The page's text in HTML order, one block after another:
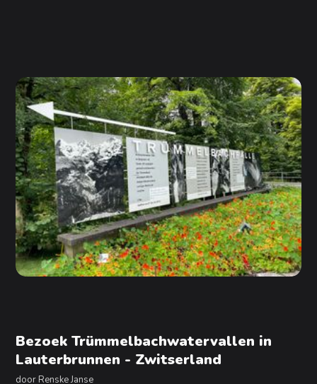
Bezoek Trümmelbachwatervallen in
Lauterbrunnen - Zwitserland
door Renske Janse